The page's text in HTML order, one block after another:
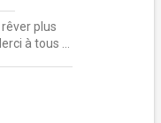
plus
à tous …